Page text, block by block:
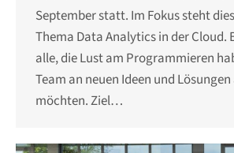
September statt. Im Fokus steht
Thema Data Analytics in der Cloud.
alle, die Lust am Programmieren
Team an neuen Ideen und
möchten. Ziel…